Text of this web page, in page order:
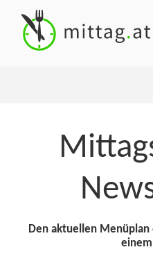
Den aktuellen